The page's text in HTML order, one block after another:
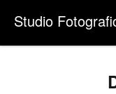
Studio